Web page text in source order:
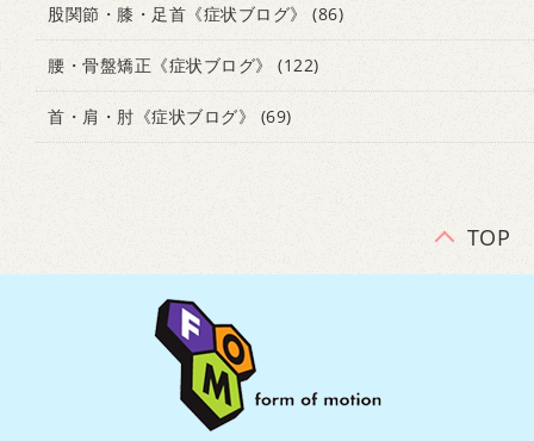
股関節・膝・足首《症状ブログ》 (86)
腰・骨盤矯正《症状ブログ》 (122)
首・肩・肘《症状ブログ》 (69)
TOP